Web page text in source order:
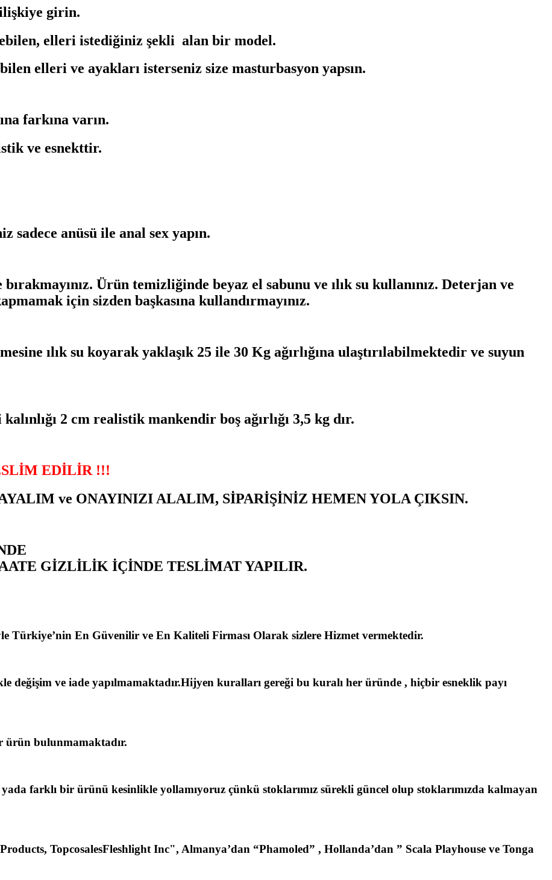
girin.
elleri istediğiniz şekli alan bir model.
elleri ve ayakları isterseniz size masturbasyon yapsın.
farkına varın.
ve esnekttir.
sadece anüsü ile anal sex yapın.
Ürün temizliğinde beyaz el sabunu ve ılık su kullanınız. Deterjan ve
için sizden başkasına kullandırmayınız.
ılık su koyarak yaklaşık 25 ile 30 Kg ağırlığına ulaştırılabilmektedir ve suyun
2 cm realistik mankendir boş ağırlığı 3,5 kg dır.
EDİLİR !!!
ve ONAYINIZI ALALIM, SİPARİŞİNİZ HEMEN YOLA ÇIKSIN.
GİZLİLİK İÇİNDE TESLİMAT YAPILIR.
Türkiye’nin En Güvenilir ve En Kaliteli Firması Olarak sizlere Hizmet vermektedir.
değişim ve iade yapılmamaktadır.Hijyen kuralları gereği bu kuralı her üründe , hiçbir esneklik payı
ürün bulunmamaktadır.
farklı bir ürünü kesinlikle yollamıyoruz çünkü stoklarımız sürekli güncel olup stoklarımızda kalmayan
TopcosalesFleshlight Inc", Almanya’dan “Phamoled” , Hollanda’dan ” Scala Playhouse ve Tonga